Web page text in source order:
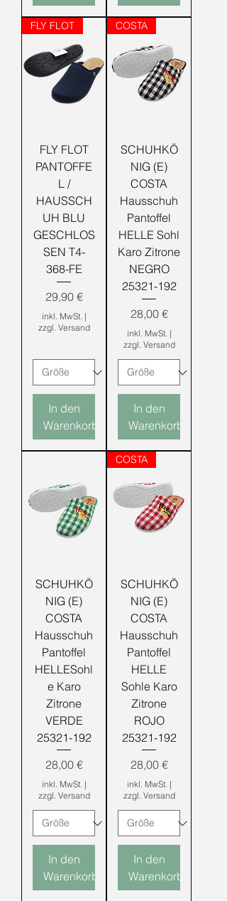
FLY FLOT
FLY FLOT
PANTOFFE
L /
HAUSSCH
UH BLU
GESCHLOS
SEN T4-
368-FE
Preis
29,90 €
inkl. MwSt. |
zzgl. Versand
In den
Warenkorb
COSTA
SCHUHKÖ
NIG (E)
COSTA
Hausschuh
Pantoffel
HELLE Sohl
Karo Zitrone
NEGRO
25321-192
Preis
28,00 €
inkl. MwSt. |
zzgl. Versand
In den
Warenkorb
SCHUHKÖ
NIG (E)
COSTA
Hausschuh
Pantoffel
HELLESohl
e Karo
Zitrone
VERDE
25321-192
Preis
28,00 €
inkl. MwSt. |
zzgl. Versand
In den
Warenkorb
COSTA
SCHUHKÖ
NIG (E)
COSTA
Hausschuh
Pantoffel
HELLE
Sohle Karo
Zitrone
ROJO
25321-192
Preis
28,00 €
inkl. MwSt. |
zzgl. Versand
In den
Warenkorb